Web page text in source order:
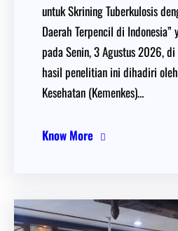
untuk Skrining Tuberkulosis
Daerah Terpencil di Indonesia”
pada Senin, 3 Agustus 2026,
hasil penelitian ini dihadiri
Kesehatan (Kemenkes)…
Know More